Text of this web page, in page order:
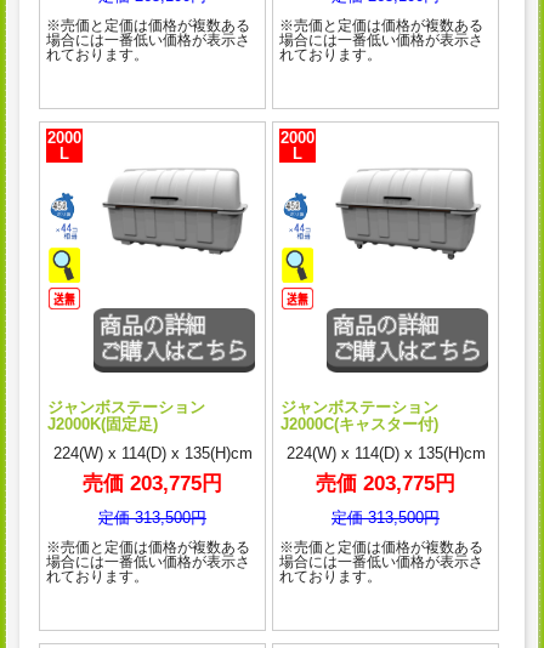
※売価と定価は価格が複数ある
場合には一番低い価格が表示さ
れております。
※売価と定価は価格が複数ある
場合には一番低い価格が表示さ
れております。
2000
L
ジャンボステーション
J2000K(固定足)
224(W) x 114(D) x 135(H)cm
売価 203,775円
定価 313,500円
※売価と定価は価格が複数ある
場合には一番低い価格が表示さ
れております。
2000
L
ジャンボステーション
J2000C(キャスター付)
224(W) x 114(D) x 135(H)cm
売価 203,775円
定価 313,500円
※売価と定価は価格が複数ある
場合には一番低い価格が表示さ
れております。